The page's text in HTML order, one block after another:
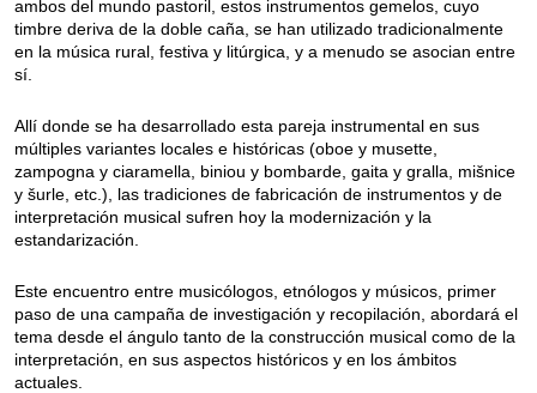
ambos del mundo pastoril, estos instrumentos gemelos, cuyo
timbre deriva de la doble caña, se han utilizado tradicionalmente
en la música rural, festiva y litúrgica, y a menudo se asocian entre
sí.
Allí donde se ha desarrollado esta pareja instrumental en sus
múltiples variantes locales e históricas (oboe y musette,
zampogna y ciaramella, biniou y bombarde, gaita y gralla, mišnice
y šurle, etc.), las tradiciones de fabricación de instrumentos y de
interpretación musical sufren hoy la modernización y la
estandarización.
Este encuentro entre musicólogos, etnólogos y músicos, primer
paso de una campaña de investigación y recopilación, abordará el
tema desde el ángulo tanto de la construcción musical como de la
interpretación, en sus aspectos históricos y en los ámbitos
actuales.